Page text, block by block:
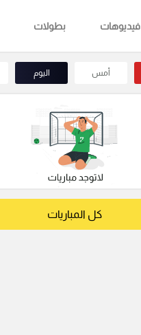
فيديوهات بطولات
أمس اليوم
كل المباريات